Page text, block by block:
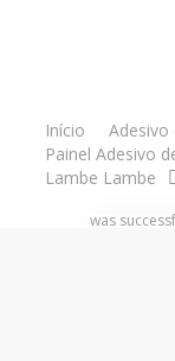
Início Adesivo
Painel Adesivo
Lambe Lambe
was